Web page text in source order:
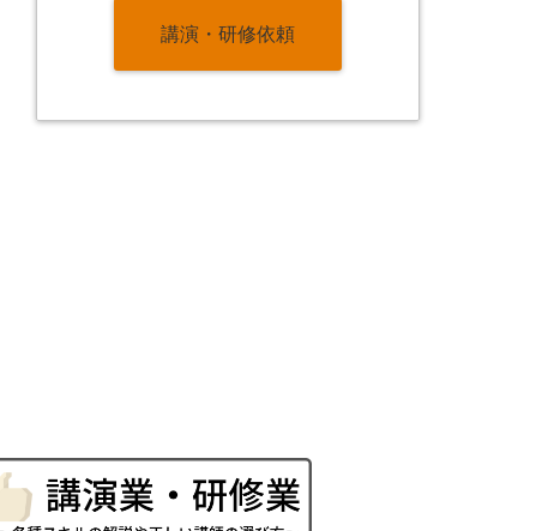
講演・研修依頼